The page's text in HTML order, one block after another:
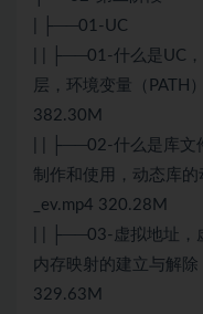
| ├──01-UC
| | ├──01-什么是UC
层，环境变量（PATH
382.30M
| | ├──02-什么是库文
制作和使用，动态库
_ev.mp4 320.28M
| | ├──03-虚拟地址，
内存映射的建立与解
329.63M